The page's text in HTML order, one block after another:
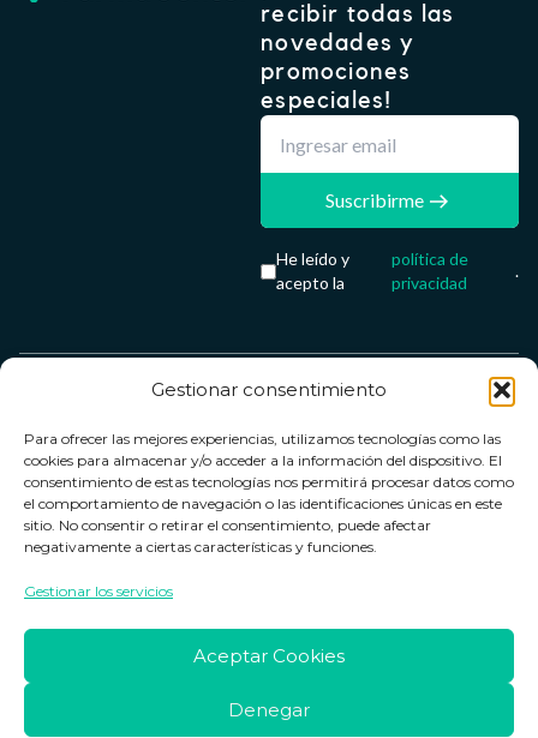
Gestionar consentimiento
Para ofrecer las mejores experiencias, utilizamos tecnologías como las
cookies para almacenar y/o acceder a la información del dispositivo. El
consentimiento de estas tecnologías nos permitirá procesar datos como
el comportamiento de navegación o las identificaciones únicas en este
sitio. No consentir o retirar el consentimiento, puede afectar
negativamente a ciertas características y funciones.
Gestionar los servicios
Aceptar Cookies
Denegar
recibir todas las
novedades y
promociones
especiales!
Suscribirme
He leído y
acepto la
política de
privacidad
.
Contacto
Contacto
Política de
devoluciones
Horario de
Lun. a Vie.:
18:00h
Términos y
condiciones
Política de
privacidad
cookies
Farmacenter
digital, S.L
B24836249
info@farmacenter.es
de pago